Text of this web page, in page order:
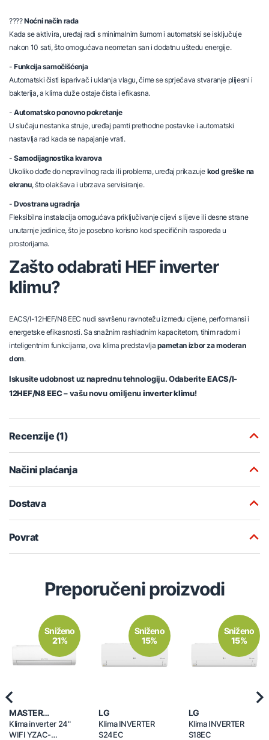
????Noćni način rada
Kada se aktivira, uređaj radi s minimalnim šumom i automatski se isključuje
nakon 10 sati, što omogućava neometan san i dodatnu uštedu energije.
-Funkcija samočišćenja
Automatski čisti isparivač i uklanja vlagu, čime se sprječava stvaranje plijesni i
bakterija, a klima duže ostaje čista i efikasna.
-Automatsko ponovno pokretanje
U slučaju nestanka struje, uređaj pamti prethodne postavke i automatski
nastavlja rad kada se napajanje vrati.
-Samodijagnostika kvarova
Ukoliko dođe do nepravilnog rada ili problema, uređaj prikazuje kod greške na
ekranu, što olakšava i ubrzava servisiranje.
-Dvostrana ugradnja
Fleksibilna instalacija omogućava priključivanje cijevi s lijeve ili desne strane
unutarnje jedinice, što je posebno korisno kod specifičnih rasporeda u
prostorijama.
Zašto odabrati HEF inverter
klimu?
EACS/I-12HEF/N8 EEC nudi savršenu ravnotežu između cijene, performansi i
energetske efikasnosti. Sa snažnim rashladnim kapacitetom, tihim radom i
inteligentnim funkcijama, ova klima predstavlja pametan izbor za moderan
dom.
Iskusite udobnost uz naprednu tehnologiju. OdaberiteEACS/I-
12HEF/N8 EEC– vašu novu omiljenuinverter klimu!
Recenzije (1)
Načini plaćanja
Dostava
Povrat
Preporučeni proizvodi
Sniženo
21%
MASTER
PROFESSIONAL
Klima inverter 24"
WIFI YZAC-
Sniženo
15%
LG
Klima INVERTER
S24EC
Sniženo
15%
LG
Klima INVERTER
S18EC
Previous